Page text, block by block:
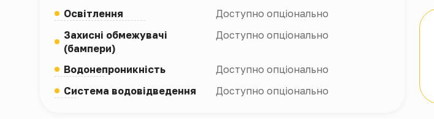
Освітлення
Доступно опціонально
Захисні обмежувачі
(бампери)
Доступно опціонально
Водонепроникність
Доступно опціонально
Система водовідведення
Доступно опціонально